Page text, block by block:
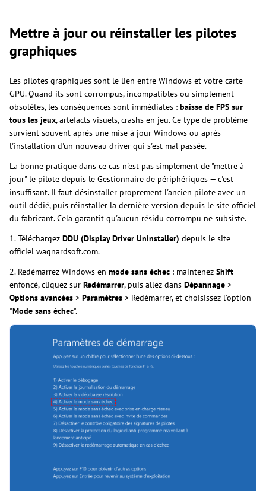
Mettre à jour ou réinstaller les pilotes
graphiques
Les pilotes graphiques sont le lien entre Windows et votre carte
GPU. Quand ils sont corrompus, incompatibles ou simplement
obsolètes, les conséquences sont immédiates : baisse de FPS sur
tous les jeux, artefacts visuels, crashs en jeu. Ce type de problème
survient souvent après une mise à jour Windows ou après
l'installation d'un nouveau driver qui s'est mal passée.
La bonne pratique dans ce cas n'est pas simplement de "mettre à
jour" le pilote depuis le Gestionnaire de périphériques — c'est
insuffisant. Il faut désinstaller proprement l'ancien pilote avec un
outil dédié, puis réinstaller la dernière version depuis le site officiel
du fabricant. Cela garantit qu'aucun résidu corrompu ne subsiste.
1. Téléchargez DDU (Display Driver Uninstaller) depuis le site
officiel wagnardsoft.com.
2. Redémarrez Windows en mode sans échec : maintenez Shift
enfoncé, cliquez sur Redémarrer, puis allez dans Dépannage >
Options avancées > Paramètres > Redémarrer, et choisissez l'option
"Mode sans échec".